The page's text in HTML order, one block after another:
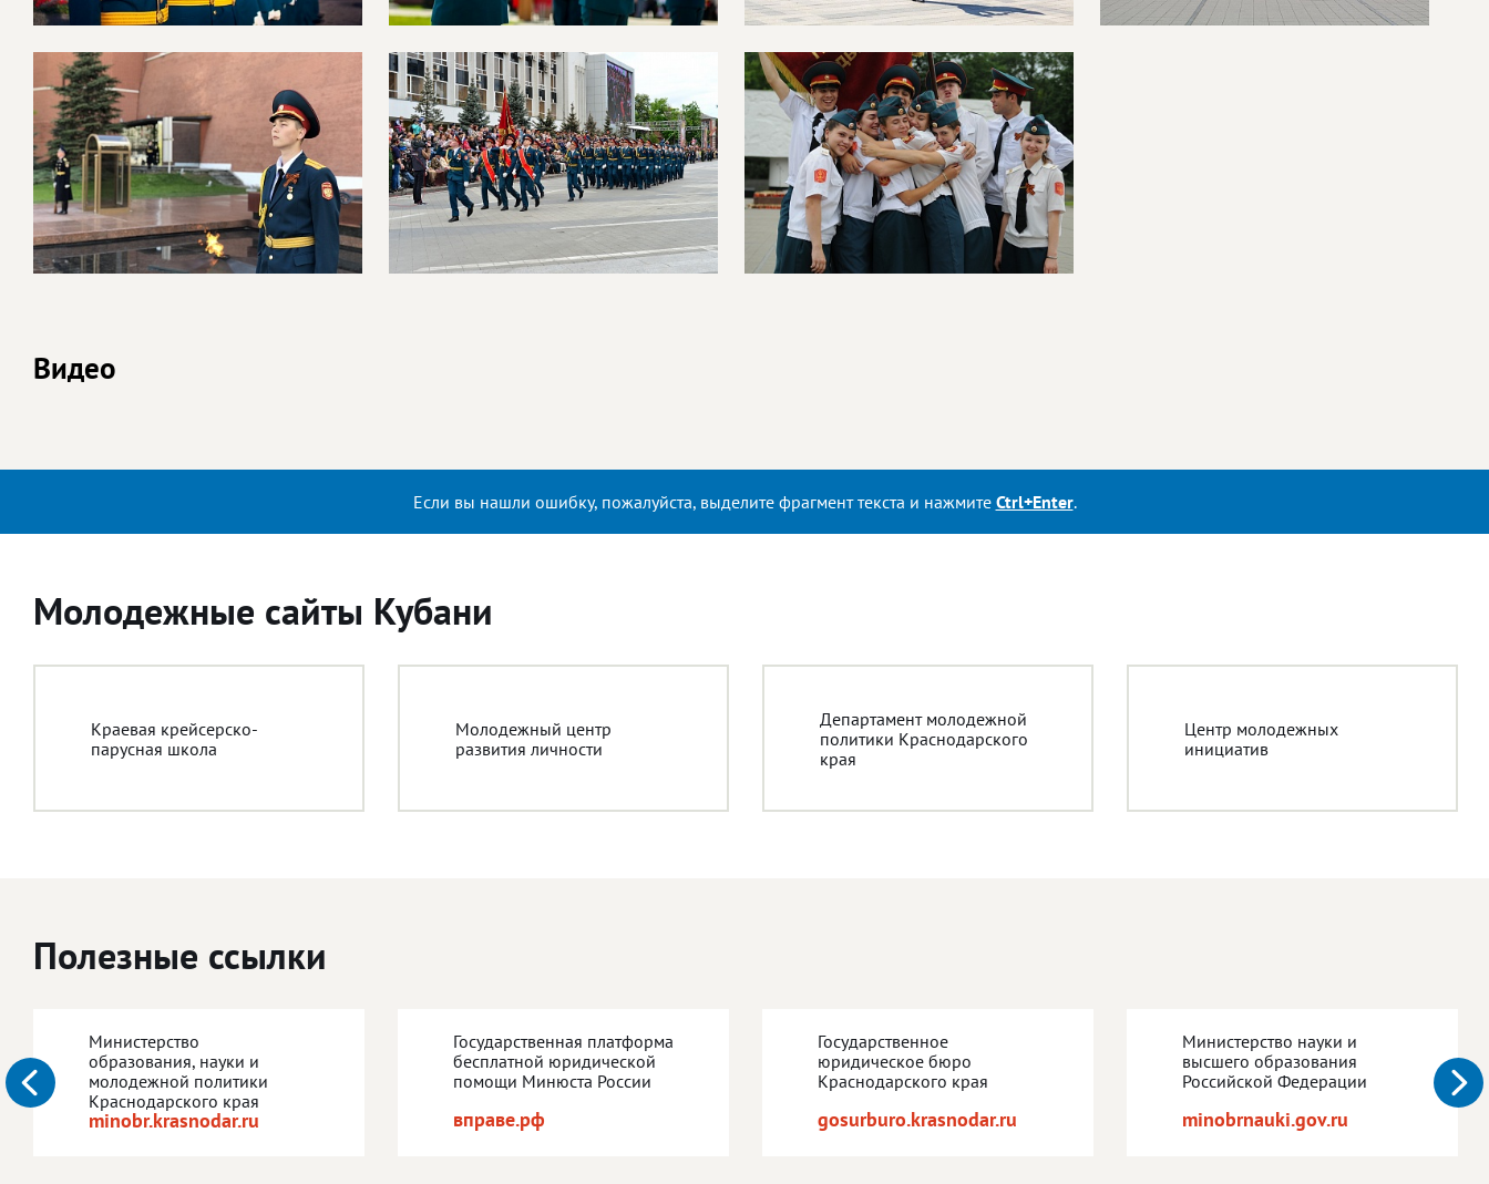
Видео
Если вы нашли ошибку, пожалуйста, выделите фрагмент текста и нажмите Ctrl+Enter.
Молодежные сайты Кубани
Краевая крейсерско-
парусная школа
Молодежный центр
развития личности
Департамент молодежной
политики Краснодарского
края
Центр молодежных
инициатив
Полезные ссылки
Министерство
образования, науки и
молодежной политики
Краснодарского края
minobr.krasnodar.ru
Государственная платформа
бесплатной юридической
помощи Минюста России
вправе.рф
Государственное
юридическое бюро
Краснодарского края
gosurburo.krasnodar.ru
Министерство науки и
высшего образования
Российской Федерации
minobrnauki.gov.ru